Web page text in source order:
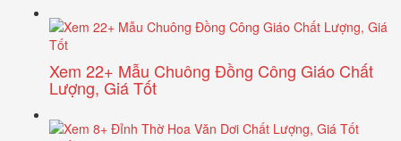
Xem 22+ Mẫu Chuông Đồng Công Giáo Chất
Lượng, Giá Tốt